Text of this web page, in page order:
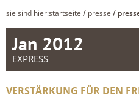
sie sind hier:startseite / presse /
Jan 2012
EXPRESS
VERSTÄRKUNG FÜR DEN